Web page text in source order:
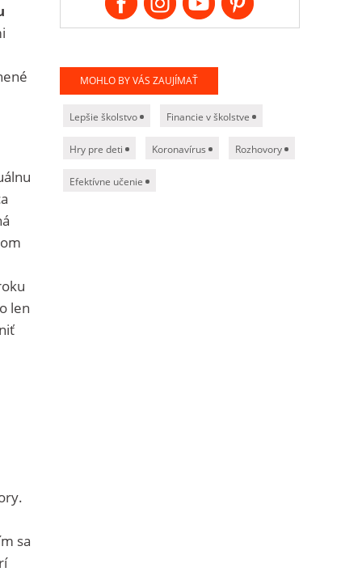
len
sa
MOHLO BY VÁS ZAUJÍMAŤ
Lepšie školstvo Financie v školstve
Hry pre deti Koronavírus Rozhovory
Efektívne učenie